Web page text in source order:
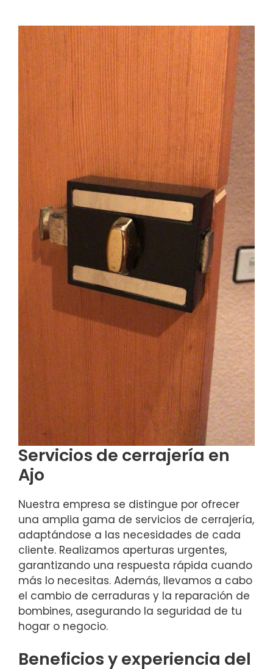
Servicios de cerrajería en
Ajo
Nuestra empresa se distingue por ofrecer
una amplia gama de servicios de cerrajería,
adaptándose a las necesidades de cada
cliente. Realizamos aperturas urgentes,
garantizando una respuesta rápida cuando
más lo necesitas. Además, llevamos a cabo
el cambio de cerraduras y la reparación de
bombines, asegurando la seguridad de tu
hogar o negocio.
Beneficios y experiencia del